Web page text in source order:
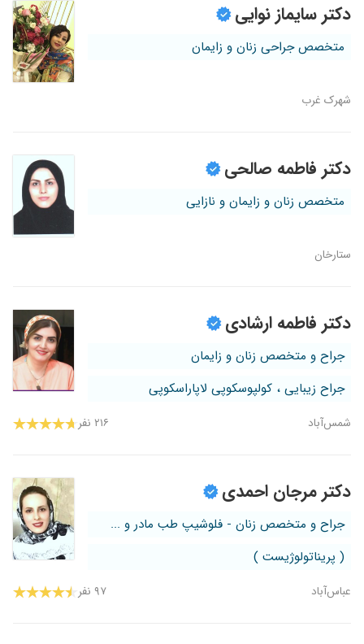
دکتر سایماز نوایی
متخصص جراحی زنان و زایمان
شهرک غرب
دکتر فاطمه صالحی
متخصص زنان و زایمان و نازایی
ستارخان
دکتر فاطمه ارشادی
جراح و متخصص زنان و زایمان
جراح زیبایی ، کولپوسکوپی لاپاراسکوپی
شمس‌آباد ۲۱۶ نفر
دکتر مرجان احمدی
جراح و متخصص زنان - فلوشیپ طب مادر و ...
( پریناتولوژیست )
عباس‌آباد ۹۷ نفر